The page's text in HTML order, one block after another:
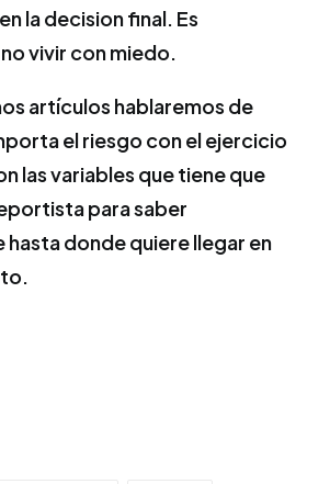
la decision final. Es
vivir con miedo.
artículos hablaremos de
el riesgo con el ejercicio
las variables que tiene que
para saber
donde quiere llegar en